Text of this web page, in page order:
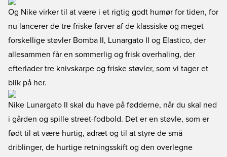
Og Nike virker til at være i et rigtig godt humør for tiden, for
nu lancerer de tre friske farver af de klassiske og meget
forskellige støvler Bomba II, Lunargato II og Elastico, der
allesammen får en sommerlig og frisk overhaling, der
efterlader tre knivskarpe og friske støvler, som vi tager et
blik på her.
Nike Lunargato II
skal du have på fødderne, når du skal ned
i gården og spille street-fodbold. Det er en støvle, som er
født til at være hurtig, adræt og til at styre de små
driblinger, de hurtige retningsskift og den overlegne